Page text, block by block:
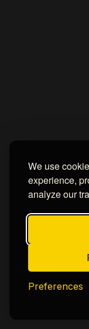
We use
experience,
analyze our
Preferences